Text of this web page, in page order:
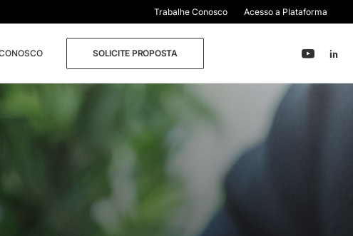
Trabalhe Conosco Acesso a Plataforma
SOLICITE PROPOSTA